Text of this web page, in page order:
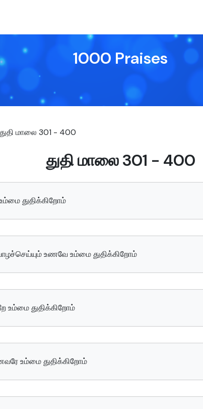
1000 Praises
துதி மாலை 301 - 400
துதி மாலை 301 - 400
துதிக்கிறோம்
உணவே உம்மை துதிக்கிறோம்
உம்மை துதிக்கிறோம்
உம்மை துதிக்கிறோம்